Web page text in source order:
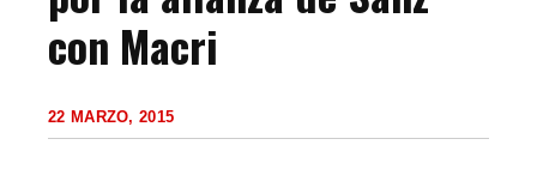
con Macri
22 MARZO, 2015